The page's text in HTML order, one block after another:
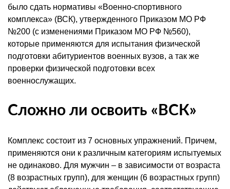
было сдать нормативы «Военно-спортивного
комплекса» (ВСК), утвержденного Приказом МО РФ
№200 (с изменениями Приказом МО РФ №560),
которые применяются для испытания физической
подготовки абитуриентов военных вузов, а так же
проверки физической подготовки всех
военнослужащих.
Сложно ли освоить « ВСК»
Комплекс состоит из 7 основных упражнений. Причем,
применяются они к различным категориям испытуемых
не одинаково. Для мужчин – в зависимости от возраста
(8 возрастных групп), для женщин (6 возрастных групп)